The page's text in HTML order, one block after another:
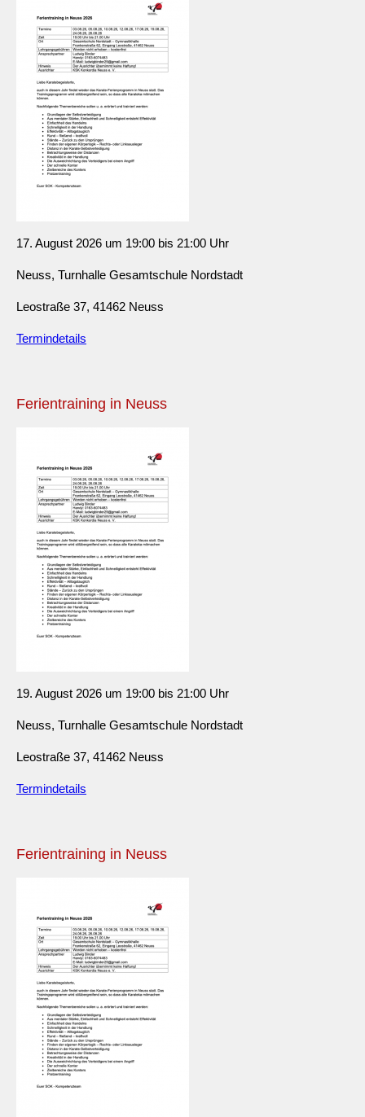
17. August 2026 um 19:00 bis 21:00 Uhr
Neuss, Turnhalle Gesamtschule Nordstadt
Leostraße 37, 41462 Neuss
Termindetails
Ferientraining in Neuss
19. August 2026 um 19:00 bis 21:00 Uhr
Neuss, Turnhalle Gesamtschule Nordstadt
Leostraße 37, 41462 Neuss
Termindetails
Ferientraining in Neuss